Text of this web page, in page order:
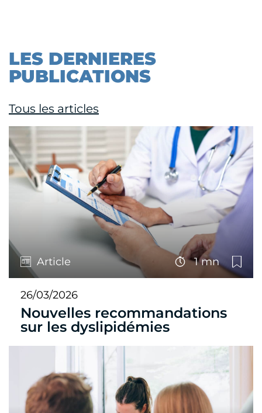
LES DERNIERES
PUBLICATIONS
Tous les articles
Article 1 mn
26/03/2026
Nouvelles recommandations
sur les dyslipidémies